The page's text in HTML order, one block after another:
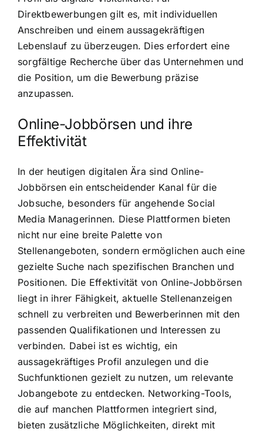
Direktbewerbungen gilt es, mit individuellen
Anschreiben und einem aussagekräftigen
Lebenslauf zu überzeugen. Dies erfordert eine
sorgfältige Recherche über das Unternehmen und
die Position, um die Bewerbung präzise
anzupassen.
Online-Jobbörsen und ihre
Effektivität
In der heutigen digitalen Ära sind Online-
Jobbörsen ein entscheidender Kanal für die
Jobsuche, besonders für angehende Social
Media Managerinnen. Diese Plattformen bieten
nicht nur eine breite Palette von
Stellenangeboten, sondern ermöglichen auch eine
gezielte Suche nach spezifischen Branchen und
Positionen. Die Effektivität von Online-Jobbörsen
liegt in ihrer Fähigkeit, aktuelle Stellenanzeigen
schnell zu verbreiten und Bewerberinnen mit den
passenden Qualifikationen und Interessen zu
verbinden. Dabei ist es wichtig, ein
aussagekräftiges Profil anzulegen und die
Suchfunktionen gezielt zu nutzen, um relevante
Jobangebote zu entdecken. Networking-Tools,
die auf manchen Plattformen integriert sind,
bieten zusätzliche Möglichkeiten, direkt mit